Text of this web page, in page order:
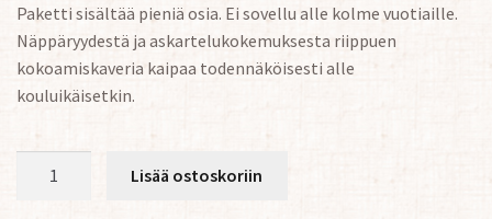
Paketti sisältää pieniä osia. Ei sovellu alle kolme vuotiaille.
Näppäryydestä ja askartelukokemuksesta riippuen
kokoamiskaveria kaipaa todennäköisesti alle
kouluikäisetkin.
Lisää ostoskoriin